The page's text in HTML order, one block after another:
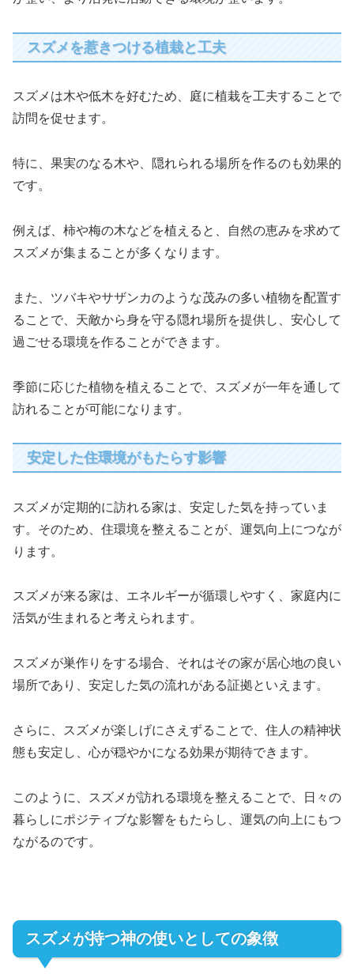
スズメを惹きつける植栽と工夫
スズメは木や低木を好むため、庭に植栽を工夫することで
訪問を促せます。
特に、果実のなる木や、隠れられる場所を作るのも効果的
です。
例えば、柿や梅の木などを植えると、自然の恵みを求めて
スズメが集まることが多くなります。
また、ツバキやサザンカのような茂みの多い植物を配置す
ることで、天敵から身を守る隠れ場所を提供し、安心して
過ごせる環境を作ることができます。
季節に応じた植物を植えることで、スズメが一年を通して
訪れることが可能になります。
安定した住環境がもたらす影響
スズメが定期的に訪れる家は、安定した気を持っていま
す。そのため、住環境を整えることが、運気向上につなが
ります。
スズメが来る家は、エネルギーが循環しやすく、家庭内に
活気が生まれると考えられます。
スズメが巣作りをする場合、それはその家が居心地の良い
場所であり、安定した気の流れがある証拠といえます。
さらに、スズメが楽しげにさえずることで、住人の精神状
態も安定し、心が穏やかになる効果が期待できます。
このように、スズメが訪れる環境を整えることで、日々の
暮らしにポジティブな影響をもたらし、運気の向上にもつ
ながるのです。
スズメが持つ神の使いとしての象徴